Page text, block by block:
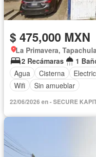
$ 475,000 MXN
La Primavera,
2 Recámaras
1
Agua
Cisterna
Wifi
Sin amueblar
22/06/2026 en - SECURE